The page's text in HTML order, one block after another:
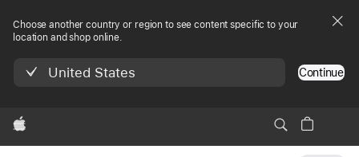
Choose another country or region to see content specific to your
location and shop online.
United States Continue
Apple